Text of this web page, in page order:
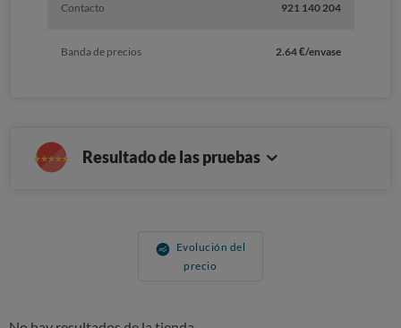
Contacto 921 140 204
Banda de precios 2.64 €/envase
Resultado de las pruebas
Evolución del
precio